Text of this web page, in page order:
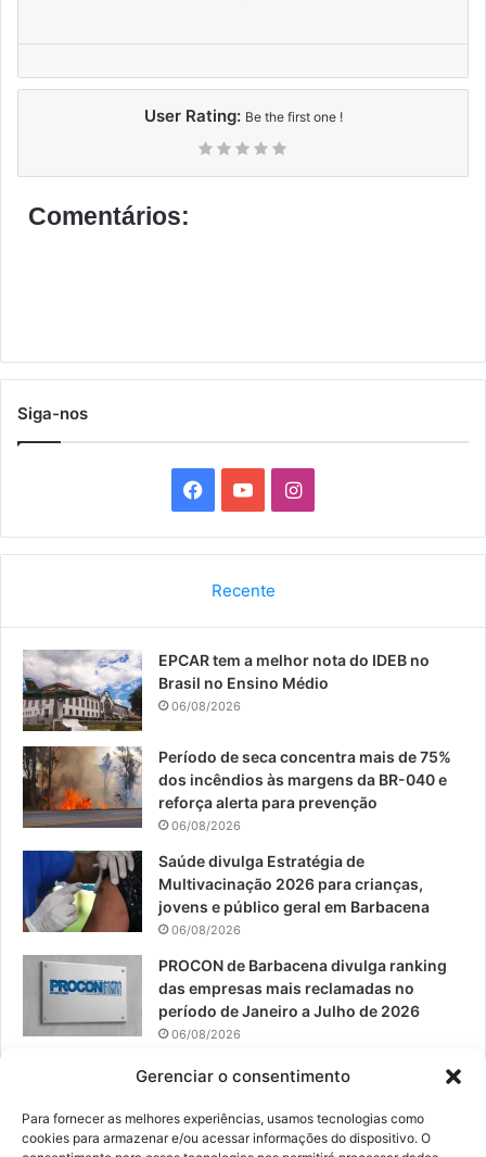
Gerenciar o consentimento
Para fornecer as melhores experiências, usamos tecnologias como
cookies para armazenar e/ou acessar informações do dispositivo. O
User Rating: Be the first one !
Comentários:
Siga-nos
a
b
o
o
o
u
e
I
n
a
r
Recente
EPCAR tem a melhor nota do IDEB no
Brasil no Ensino Médio
06/08/2026
Período de seca concentra mais de 75%
dos incêndios às margens da BR-040 e
reforça alerta para prevenção
06/08/2026
Saúde divulga Estratégia de
Multivacinação 2026 para crianças,
jovens e público geral em Barbacena
06/08/2026
PROCON de Barbacena divulga ranking
das empresas mais reclamadas no
período de Janeiro a Julho de 2026
06/08/2026
Prefeitura convoca organizações de
Resíduos Sólidos
05/08/2026